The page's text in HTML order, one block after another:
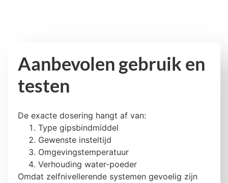
Aanbevolen gebruik en
testen
De exacte dosering hangt af van:
Type gipsbindmiddel
Gewenste insteltijd
Omgevingstemperatuur
Verhouding water-poeder
Omdat zelfnivellerende systemen gevoelig zijn